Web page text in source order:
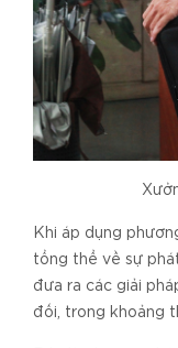
Khi áp dụng
tổng thể về sự
đưa ra các giải
đối, trong khoảng